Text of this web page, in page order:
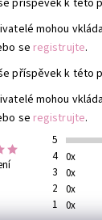
příspěvek k této
mohou
se registrujte.
příspěvek k této
mohou
se registrujte.
5
4
0x
3
0x
2
0x
1
0x